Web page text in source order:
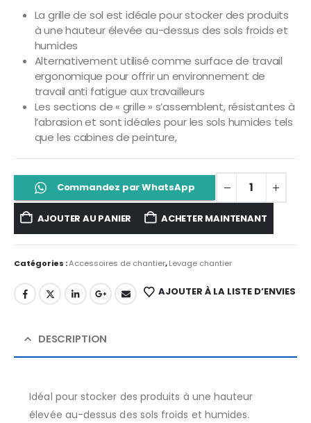
La grille de sol est idéale pour stocker des produits
à une hauteur élevée au-dessus des sols froids et
humides
Alternativement utilisé comme surface de travail
ergonomique pour offrir un environnement de
travail anti fatigue aux travailleurs
Les sections de « grille » s’assemblent, résistantes à
l’abrasion et sont idéales pour les sols humides tels
que les cabines de peinture,
Commandez par WhatsApp
AJOUTER AU PANIER ACHETER MAINTENANT
Catégories :Accessoires de chantier,Levage chantier
AJOUTER À LA LISTE D’ENVIES
DESCRIPTION
Idéal pour stocker des produits à une hauteur
élevée au-dessus des sols froids et humides.